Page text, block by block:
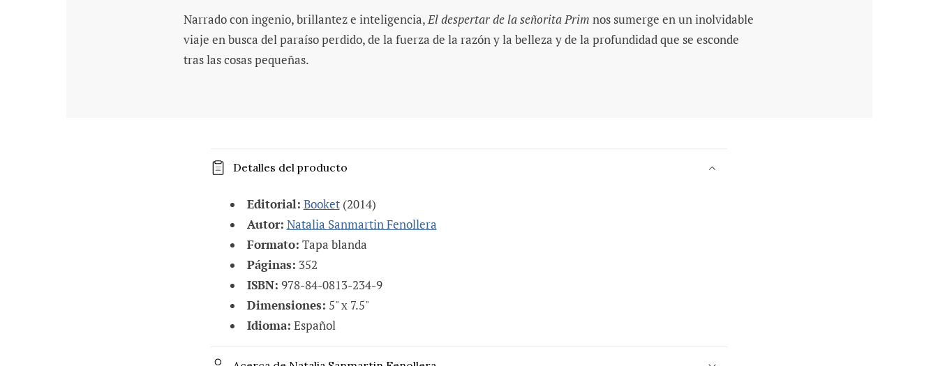
Narrado con ingenio, brillantez e inteligencia,El despertar de la señorita Prim nos sumerge en un inolvidable
viaje en busca del paraíso perdido, de la fuerza de la razón y la belleza y de la profundidad que se esconde
tras las cosas pequeñas.
C
o
d
Detalles del producto
Editorial: Booket(2014)
Autor: Natalia Sanmartin Fenollera
Formato: Tapa blanda
Páginas: 352
ISBN: 978-84-0813-234-9
Dimensiones: 5" x 7.5"
Idioma: Español